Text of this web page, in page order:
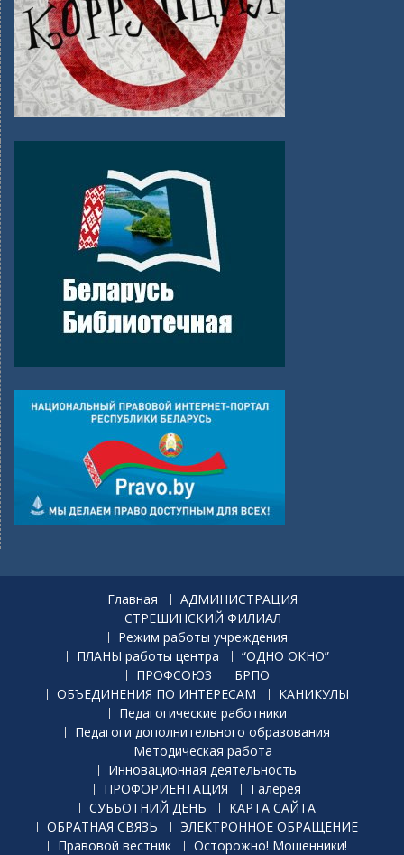
Главная
АДМИНИСТРАЦИЯ
СТРЕШИНСКИЙ ФИЛИАЛ
Режим работы учреждения
ПЛАНЫ работы центра
“ОДНО ОКНО”
ПРОФСОЮЗ
БРПО
ОБЪЕДИНЕНИЯ ПО ИНТЕРЕСАМ
КАНИКУЛЫ
Педагогические работники
Педагоги дополнительного образования
Методическая работа
Инновационная деятельность
ПРОФОРИЕНТАЦИЯ
Галерея
СУББОТНИЙ ДЕНЬ
КАРТА САЙТА
ОБРАТНАЯ СВЯЗЬ
ЭЛЕКТРОННОЕ ОБРАЩЕНИЕ
Правовой вестник
Осторожно! Мошенники!